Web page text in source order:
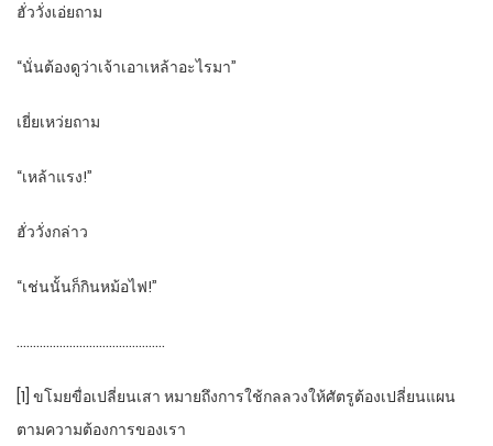
ฮั่ววั่งเอ่ยถาม
“นั่นต้องดูว่าเจ้าเอาเหล้าอะไรมา”
เยี่ยเหว่ยถาม
“เหล้าแรง!”
ฮั่ววั่งกล่าว
“เช่นนั้นก็กินหม้อไฟ!”
………………………………………
[1] ขโมยขื่อเปลี่ยนเสา หมายถึงการใช้กลลวงให้ศัตรูต้องเปลี่ยนแผน
ตามความต้องการของเรา